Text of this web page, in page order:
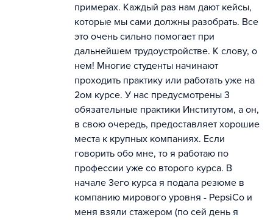
примерах. Каждый раз нам дают кейсы,
которые мы сами должны разобрать. Все
это очень сильно помогает при
дальнейшем трудоустройстве. К слову, о
нем! Многие студенты начинают
проходить практику или работать уже на
2ом курсе. У нас предусмотрены 3
обязательные практики Институтом, а он,
в свою очередь, предоставляет хорошие
места к крупных компаниях. Если
говорить обо мне, то я работаю по
профессии уже со второго курса. В
начале 3его курса я подала резюме в
компанию мирового уровня - PepsiCo и
меня взяли стажером (по сей день я